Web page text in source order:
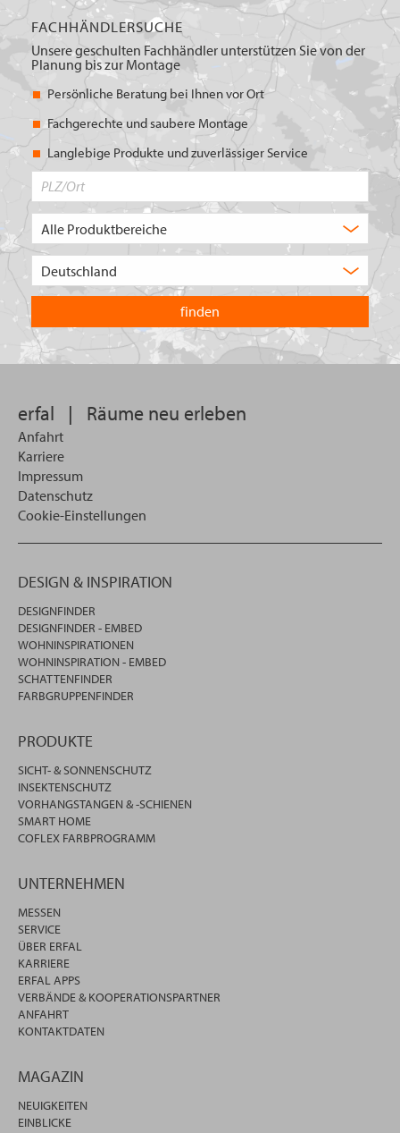
FACHHÄNDLERSUCHE
Unsere geschulten Fachhändler unterstützen Sie von der
Planung bis zur Montage
Persönliche Beratung bei Ihnen vor Ort
Fachgerechte und saubere Montage
Langlebige Produkte und zuverlässiger Service
in
welchem
Land
Sie
suchen
erfal | Räume neu erleben
Anfahrt
Karriere
Impressum
Datenschutz
Cookie-Einstellungen
DESIGN & INSPIRATION
DESIGNFINDER
DESIGNFINDER - EMBED
WOHNINSPIRATIONEN
WOHNINSPIRATION - EMBED
SCHATTENFINDER
FARBGRUPPENFINDER
PRODUKTE
SICHT- & SONNENSCHUTZ
INSEKTENSCHUTZ
VORHANGSTANGEN & -SCHIENEN
SMART HOME
COFLEX FARBPROGRAMM
UNTERNEHMEN
MESSEN
SERVICE
ÜBER ERFAL
KARRIERE
ERFAL APPS
VERBÄNDE & KOOPERATIONSPARTNER
ANFAHRT
KONTAKTDATEN
MAGAZIN
NEUIGKEITEN
EINBLICKE